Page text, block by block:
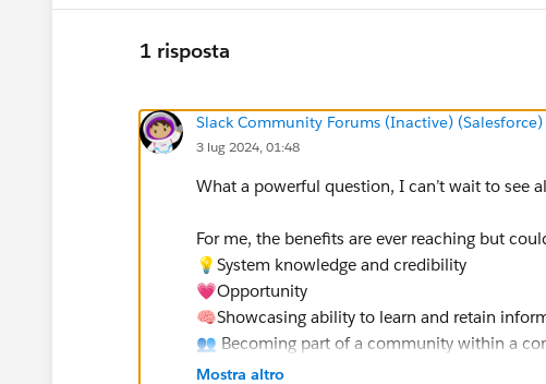
1 risposta
Slack Community Forums (Inactive) (Salesforce)
3 lug 2024, 01:48
What a powerful question, I can’t wait to see
For me, the benefits are ever reaching but
💡System knowledge and credibility
💗Opportunity
🧠Showcasing ability to learn and retain
👥 Becoming part of a community within a
Mostra altro